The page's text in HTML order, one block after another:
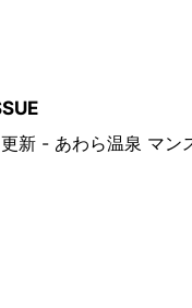
新 - あわら温泉 マン